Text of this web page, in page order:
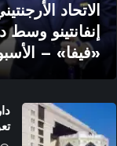
الاتحاد
إنفانتينو
«فيفا» –